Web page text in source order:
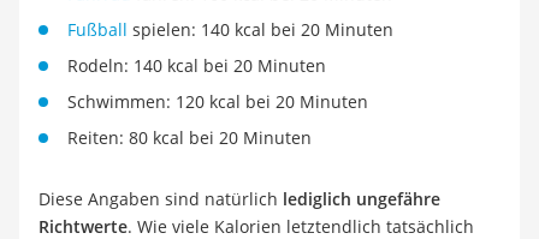
Fußball spielen: 140 kcal bei 20 Minuten
Rodeln: 140 kcal bei 20 Minuten
Schwimmen: 120 kcal bei 20 Minuten
Reiten: 80 kcal bei 20 Minuten
Diese Angaben sind natürlich lediglich ungefähre
Richtwerte. Wie viele Kalorien letztendlich tatsächlich